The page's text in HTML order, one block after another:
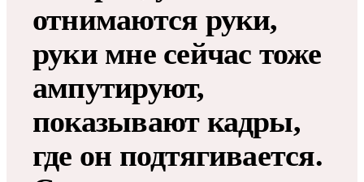
отнимаются руки,
руки мне сейчас тоже
ампутируют,
показывают кадры,
где он подтягивается.